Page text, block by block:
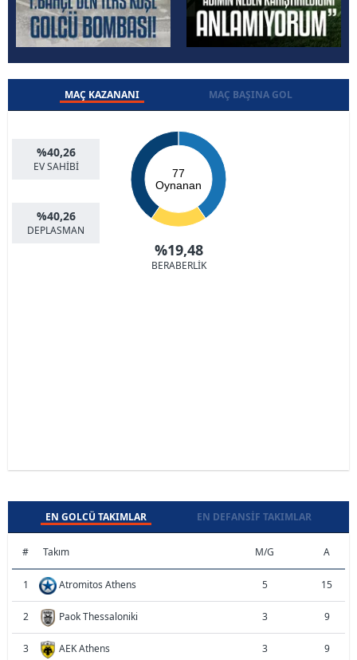
MAÇ KAZANANI MAÇ BAŞINA GOL
%40,26
EV SAHİBİ
%40,26
DEPLASMAN
77
Oynanan
%19,48
BERABERLİK
EN GOLCÜ TAKIMLAR EN DEFANSIF TAKIMLAR
# Takım M/G A
1 Atromitos Athens 5 15
2 Paok Thessaloniki 3 9
3 AEK Athens 3 9